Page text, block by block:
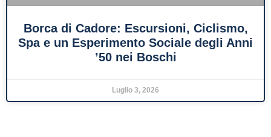
Borca di Cadore: Escursioni, Ciclismo,
Spa e un Esperimento Sociale degli Anni
’50 nei Boschi
Luglio 3, 2026